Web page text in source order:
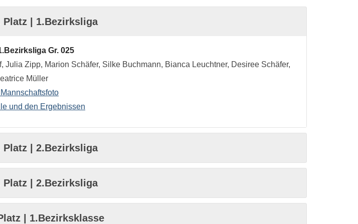
Platz | 1.Bezirksliga
Gr. 025
Zipp, Marion Schäfer, Silke Buchmann, Bianca Leuchtner, Desiree Schäfer,
Müller
und den Ergebnissen
Platz | 2.Bezirksliga
Platz | 2.Bezirksliga
| 1.Bezirksklasse